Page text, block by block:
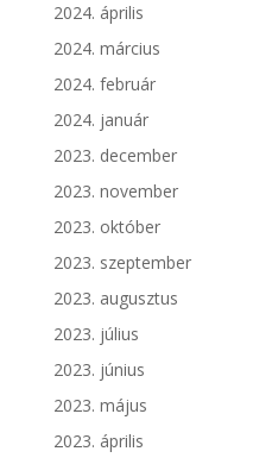
2024. április
2024. március
2024. február
2024. január
2023. december
2023. november
2023. október
2023. szeptember
2023. augusztus
2023. július
2023. június
2023. május
2023. április